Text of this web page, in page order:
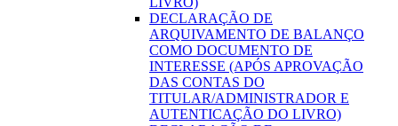
DECLARAÇÃO DE
ARQUIVAMENTO DE BALANÇO
COMO DOCUMENTO DE
INTERESSE (APÓS APROVAÇÃO
DAS CONTAS DO
TITULAR/ADMINISTRADOR E
AUTENTICAÇÃO DO LIVRO)